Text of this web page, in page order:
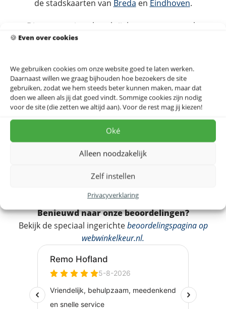
🍪 Even over cookies
We gebruiken cookies om onze website goed te laten werken.
Daarnaast willen we graag bijhouden hoe bezoekers de site
gebruiken, zodat we hem steeds beter kunnen maken, maar dat
doen we alleen als jij dat goed vindt. Sommige cookies zijn nodig
voor de site (die zetten we altijd aan). Voor de rest mag jij kiezen!
Oké
Alleen noodzakelijk
Zelf instellen
Privacyverklaring
de stadskaarten van Breda en Eindhoven.
Dit ontwerp is ook verkrijgbaar op
, als
wandpaneel vanIXXI
voor iemand die Tilburg een warm hart toedraagt.
Bekijk alle kleurstijlen op deTilburg stadskaart posters
pagina.
Bekijk alle materialen →
Op zoek naar een extra lijst?
Bestel hier
Benieuwd naar onze beoordelingen?
Bekijk de speciaal ingerichtebeoordelingspagina op
webwinkelkeur.nl.